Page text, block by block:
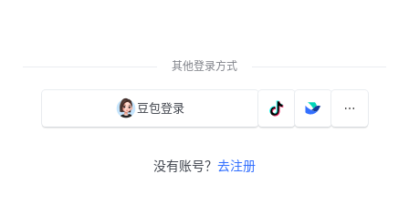
其他登录方式
豆包登录
没有账号？ 去注册